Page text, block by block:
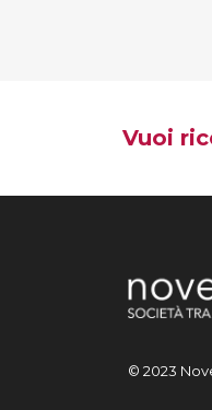
Vuoi
© 2023